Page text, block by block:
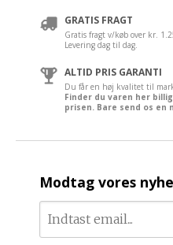
GRATIS FRAGT
Gratis fragt v/køb over kr.
Levering dag til dag.
ALTID PRIS GARANTI
Du får en høj kvalitet til
Finder du varen her
prisen. Bare send os
Modtag vores